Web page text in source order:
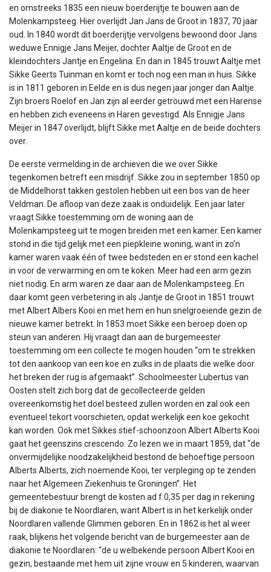
en omstreeks 1835 een nieuw boerderijtje te bouwen aan de
Molenkampsteeg. Hier overlijdt Jan Jans de Groot in 1837, 70 jaar
oud. In 1840 wordt dit boerderijtje vervolgens bewoond door Jans
weduwe Ennigje Jans Meijer, dochter Aaltje de Groot en de
kleindochters Jantje en Engelina. En dan in 1845 trouwt Aaltje met
Sikke Geerts Tuinman en komt er toch nog een man in huis. Sikke
is in 1811 geboren in Eelde en is dus negen jaar jonger dan Aaltje.
Zijn broers Roelof en Jan zijn al eerder getrouwd met een Harense
en hebben zich eveneens in Haren gevestigd. Als Ennigje Jans
Meijer in 1847 overlijdt, blijft Sikke met Aaltje en de beide dochters
over.
De eerste vermelding in de archieven die we over Sikke
tegenkomen betreft een misdrijf. Sikke zou in september 1850 op
de Middelhorst takken gestolen hebben uit een bos van de heer
Veldman. De afloop van deze zaak is onduidelijk. Een jaar later
vraagt Sikke toestemming om de woning aan de
Molenkampsteeg uit te mogen breiden met een kamer. Een kamer
stond in die tijd gelijk met een piepkleine woning, want in zo’n
kamer waren vaak één of twee bedsteden en er stond een kachel
in voor de verwarming en om te koken. Meer had een arm gezin
niet nodig. En arm waren ze daar aan de Molenkampsteeg. En
daar komt geen verbetering in als Jantje de Groot in 1851 trouwt
met Albert Albers Kooi en met hem en hun snelgroeiende gezin de
nieuwe kamer betrekt. In 1853 moet Sikke een beroep doen op
steun van anderen. Hij vraagt dan aan de burgemeester
toestemming om een collecte te mogen houden “om te strekken
tot den aankoop van een koe en zulks in de plaats die welke door
het breken der rug is afgemaakt”. Schoolmeester Lubertus van
Oosten stelt zich borg dat de gecollecteerde gelden
overeenkomstig het doel besteed zullen worden en zal ook een
eventueel tekort voorschieten, opdat werkelijk een koe gekocht
kan worden. Ook met Sikkes stief-schoonzoon Albert Alberts Kooi
gaat het geenszins crescendo. Zo lezen we in maart 1859, dat “de
onvermijdelijke noodzakelijkheid bestond de behoeftige persoon
Alberts Alberts, zich noemende Kooi, ter verpleging op te zenden
naar het Algemeen Ziekenhuis te Groningen”. Het
gemeentebestuur brengt de kosten ad f.0,35 per dag in rekening
bij de diakonie te Noordlaren, want Albert is in het kerkelijk onder
Noordlaren vallende Glimmen geboren. En in 1862 is het al weer
raak, blijkens het volgende bericht van de burgemeester aan de
diakonie te Noordlaren: “de u welbekende persoon Albert Kooi en
gezin, bestaande met hem uit zijne vrouw en 5 kinderen, waarvan